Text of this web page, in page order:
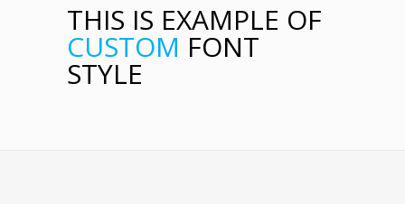
THIS IS EXAMPLE OF
CUSTOM FONT
STYLE